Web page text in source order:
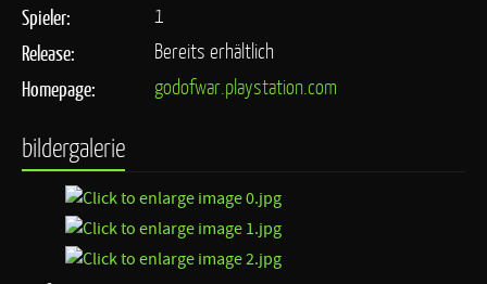
Spieler:
1
Release:
Bereits erhältlich
Homepage:
godofwar.playstation.com
bildergalerie